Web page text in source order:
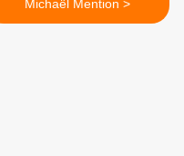
Michaël Mention >